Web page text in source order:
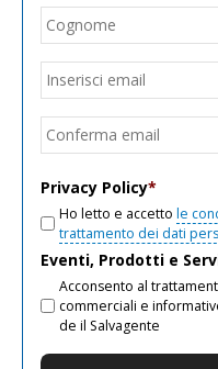
Email
Privacy Policy*
Ho letto e accetto le
trattamento dei dati
Eventi, Prodotti e
Acconsento al
commerciali e
de il Salvagente